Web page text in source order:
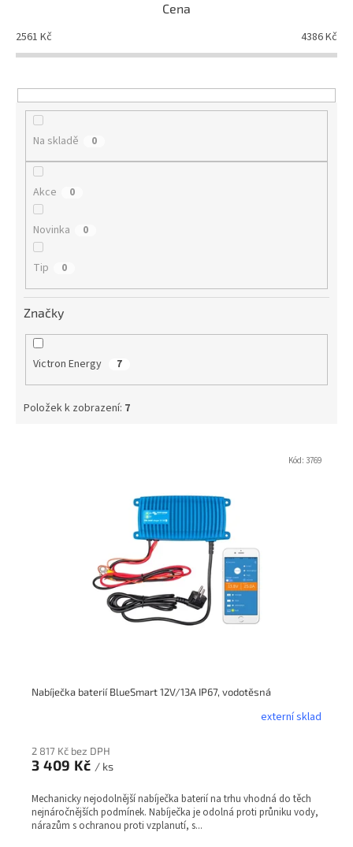
o
d
k
t
Cena
2561 Kč 4386Kč
Na skladě 0
Akce 0
Novinka 0
Tip 0
Značky
Victron Energy 7
Položek k zobrazení: 7
Nabíječka baterií BlueSmart 12V/13A IP67, vodotěsná
externí sklad
2 817 Kč bez DPH
3 409 Kč / ks
Mechanicky nejodolnější nabíječka baterií na trhu vhodná do těch
nejnáročnějších podmínek. Nabíječka je odolná proti průniku vody,
nárazům s ochranou proti vzplanutí, s...
Kód: 3769